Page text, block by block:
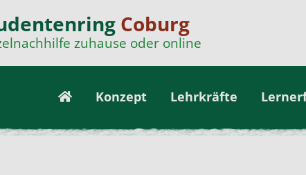
Coburg
zuhause oder online
Konzept Lehrkräfte